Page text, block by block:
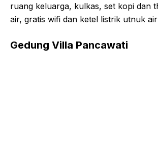
ruang keluarga, kulkas, set kopi dan
air, gratis wifi dan ketel listrik utnuk
Gedung Villa Pancawati